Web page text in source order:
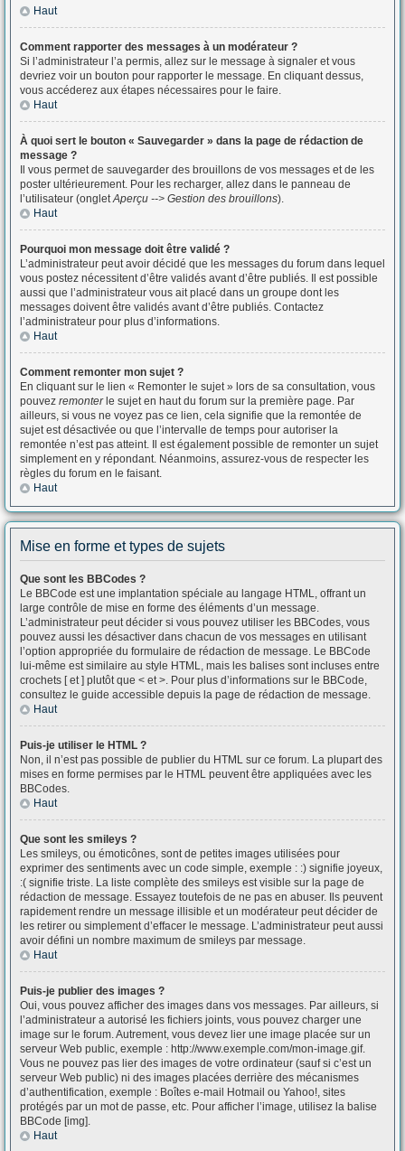
Haut
Comment rapporter des messages à un modérateur ?
Si l’administrateur l’a permis, allez sur le message à signaler et vous
devriez voir un bouton pour rapporter le message. En cliquant dessus,
vous accéderez aux étapes nécessaires pour le faire.
Haut
À quoi sert le bouton « Sauvegarder » dans la page de rédaction de
message ?
Il vous permet de sauvegarder des brouillons de vos messages et de les
poster ultérieurement. Pour les recharger, allez dans le panneau de
l’utilisateur (ongletAperçu --> Gestion des brouillons).
Haut
Pourquoi mon message doit être validé ?
L’administrateur peut avoir décidé que les messages du forum dans lequel
vous postez nécessitent d’être validés avant d’être publiés. Il est possible
aussi que l’administrateur vous ait placé dans un groupe dont les
messages doivent être validés avant d’être publiés. Contactez
l’administrateur pour plus d’informations.
Haut
Comment remonter mon sujet ?
En cliquant sur le lien « Remonter le sujet » lors de sa consultation, vous
pouvez remonterle sujet en haut du forum sur la première page. Par
ailleurs, si vous ne voyez pas ce lien, cela signifie que la remontée de
sujet est désactivée ou que l’intervalle de temps pour autoriser la
remontée n’est pas atteint. Il est également possible de remonter un sujet
simplement en y répondant. Néanmoins, assurez-vous de respecter les
règles du forum en le faisant.
Haut
Mise en forme et types de sujets
Que sont les BBCodes ?
Le BBCode est une implantation spéciale au langage HTML, offrant un
large contrôle de mise en forme des éléments d’un message.
L’administrateur peut décider si vous pouvez utiliser les BBCodes, vous
pouvez aussi les désactiver dans chacun de vos messages en utilisant
l’option appropriée du formulaire de rédaction de message. Le BBCode
lui-même est similaire au style HTML, mais les balises sont incluses entre
crochets [ et ] plutôt que < et >. Pour plus d’informations sur le BBCode,
consultez le guide accessible depuis la page de rédaction de message.
Haut
Puis-je utiliser le HTML ?
Non, il n’est pas possible de publier du HTML sur ce forum. La plupart des
mises en forme permises par le HTML peuvent être appliquées avec les
BBCodes.
Haut
Que sont les smileys ?
Les smileys, ou émoticônes, sont de petites images utilisées pour
exprimer des sentiments avec un code simple, exemple : :) signifie joyeux,
:( signifie triste. La liste complète des smileys est visible sur la page de
rédaction de message. Essayez toutefois de ne pas en abuser. Ils peuvent
rapidement rendre un message illisible et un modérateur peut décider de
les retirer ou simplement d’effacer le message. L’administrateur peut aussi
avoir défini un nombre maximum de smileys par message.
Haut
Puis-je publier des images ?
Oui, vous pouvez afficher des images dans vos messages. Par ailleurs, si
l’administrateur a autorisé les fichiers joints, vous pouvez charger une
image sur le forum. Autrement, vous devez lier une image placée sur un
serveur Web public, exemple : http://www.exemple.com/mon-image.gif.
Vous ne pouvez pas lier des images de votre ordinateur (sauf si c’est un
serveur Web public) ni des images placées derrière des mécanismes
d’authentification, exemple : Boîtes e-mail Hotmail ou Yahoo!, sites
protégés par un mot de passe, etc. Pour afficher l’image, utilisez la balise
BBCode [img].
Haut